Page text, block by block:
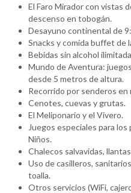
El Faro Mirador con vistas
descenso en tobogán.
Desayuno continental de
Snacks y comida buffet de
Bebidas sin alcohol
Mundo de Aventura:
desde 5 metros de altura.
Recorrido por senderos en
Cenotes, cuevas y grutas.
El Meliponario y el Vivero.
Juegos especiales para
Niños.
Chalecos salvavidas,
Uso de casilleros,
toalla.
Otros servicios (WiFi,